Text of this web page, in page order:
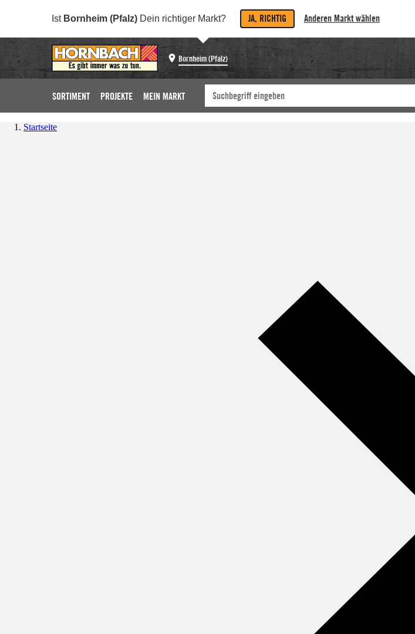
Ist Bornheim (Pfalz) Dein richtiger Markt? JA, RICHTIG Anderen Markt wählen
Bornheim (Pfalz)
SORTIMENT PROJEKTE MEIN MARKT
Startseite